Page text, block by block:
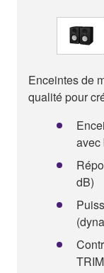
Enceintes de
qualité pour
avec
dB)
TRIM